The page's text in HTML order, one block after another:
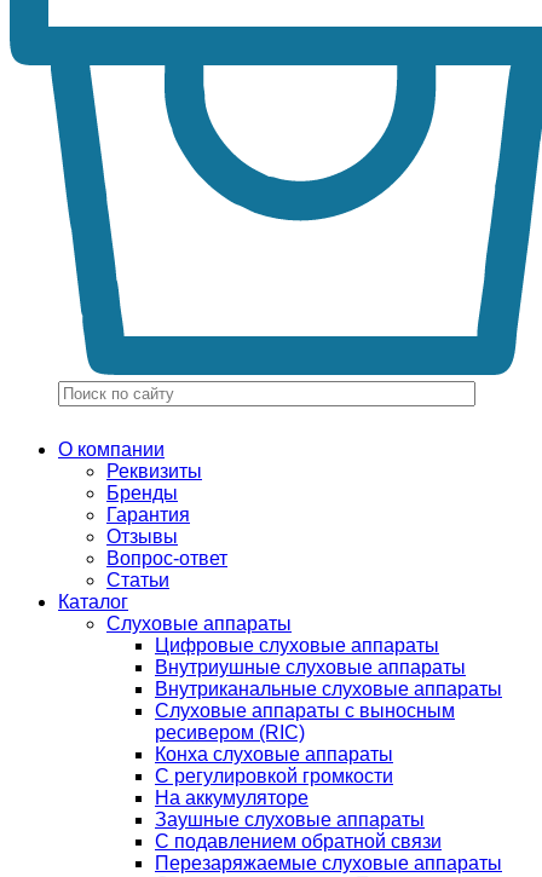
О компании
Реквизиты
Бренды
Гарантия
Отзывы
Вопрос-ответ
Статьи
Каталог
Слуховые аппараты
Цифровые слуховые аппараты
Внутриушные слуховые аппараты
Внутриканальные слуховые аппараты
Слуховые аппараты с выносным
ресивером (RIC)
Конха слуховые аппараты
С регулировкой громкости
На аккумуляторе
Заушные слуховые аппараты
C подавлением обратной связи
Перезаряжаемые слуховые аппараты